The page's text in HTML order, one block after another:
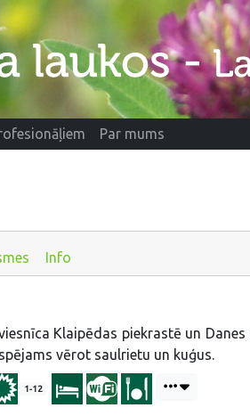
Par mums
Info
Klaipēdas piekrastē un
vērot saulrietu un kuģus.
1-12